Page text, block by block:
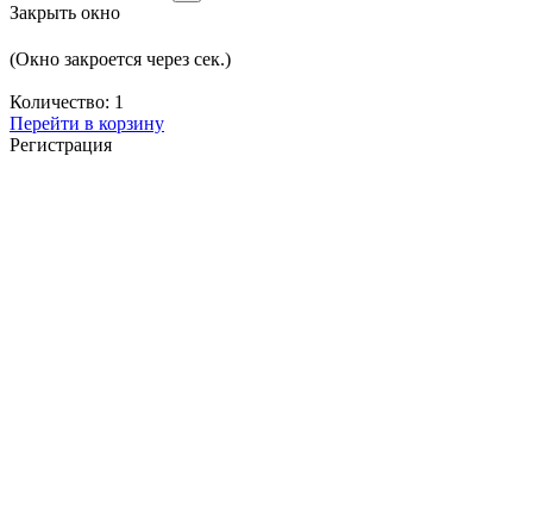
Закрыть окно
(Окно закроется через сек.)
Количество: 1
Перейти в корзину
Регистрация